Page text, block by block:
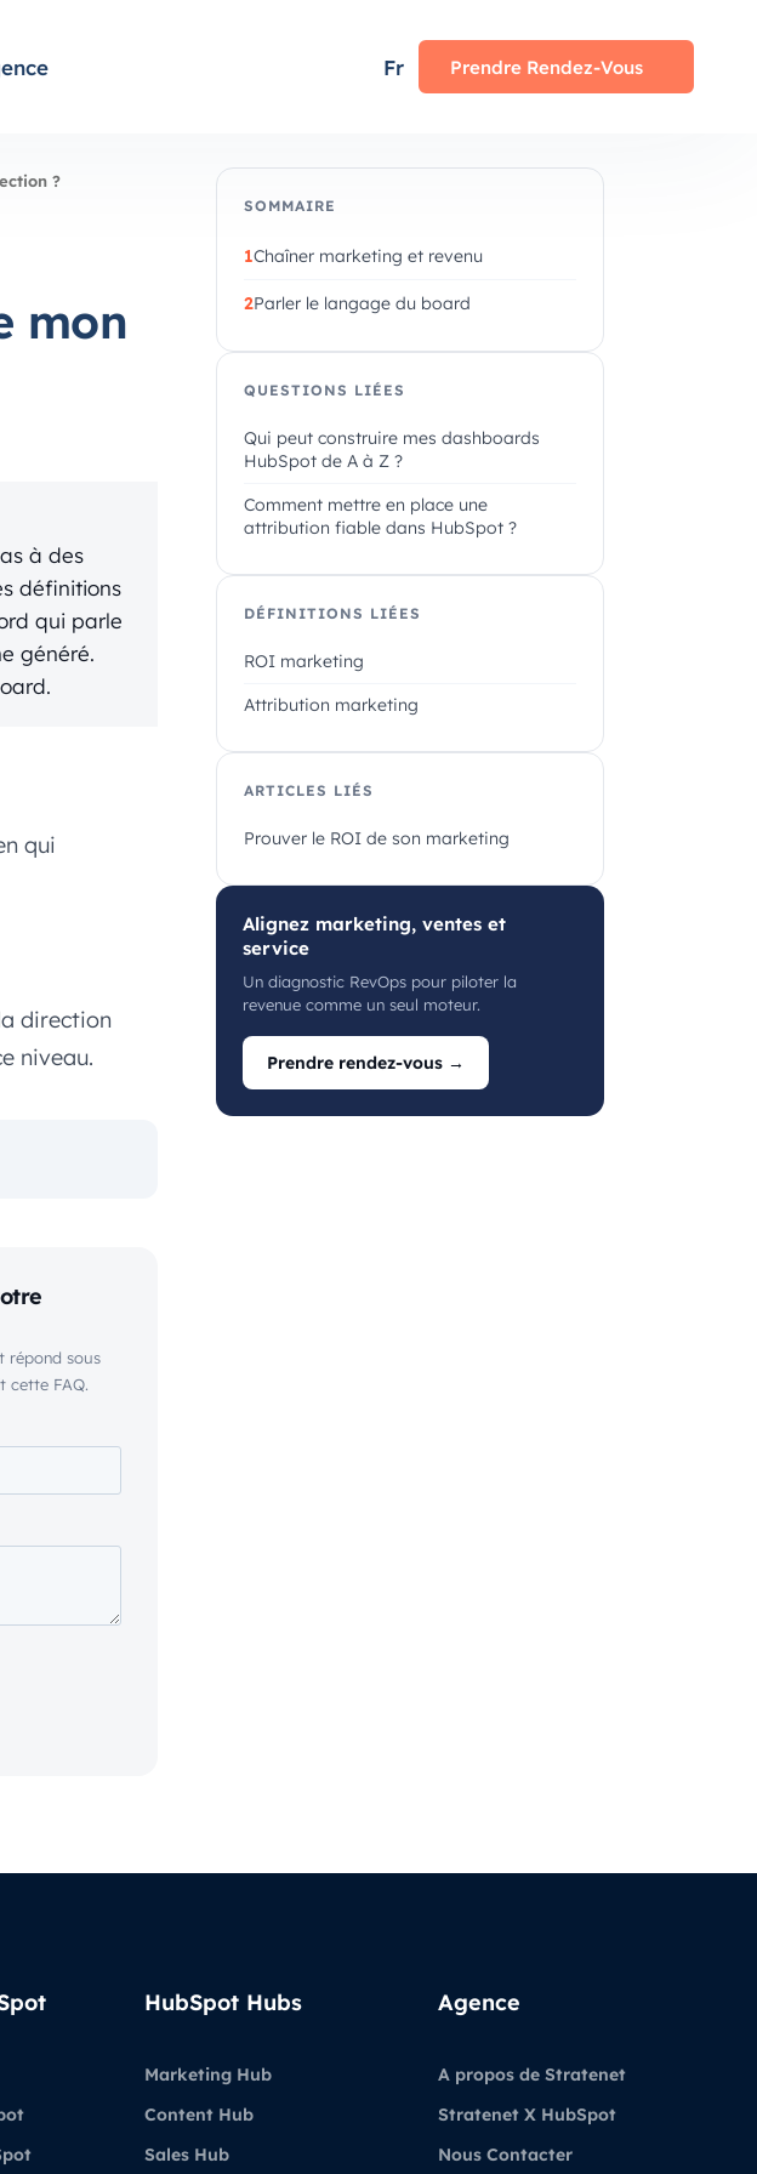
Fr Prendre Rendez-Vous
?
mon
à des
définitions
qui parle
généré.
qui
direction
niveau.
répond sous
cette FAQ.
SOMMAIRE
Chaîner marketing et revenu
Parler le langage du board
QUESTIONS LIÉES
Qui peut construire mes dashboards
HubSpot de A à Z ?
Comment mettre en place une
attribution fiable dans HubSpot ?
DÉFINITIONS LIÉES
ROI marketing
Attribution marketing
ARTICLES LIÉS
Prouver le ROI de son marketing
Alignez marketing, ventes et
service
Un diagnostic RevOps pour piloter la
revenue comme un seul moteur.
Prendre rendez-vous →
HubSpot Hubs
Marketing Hub
Content Hub
Sales Hub
Agence
A propos de Stratenet
Stratenet X HubSpot
Nous Contacter